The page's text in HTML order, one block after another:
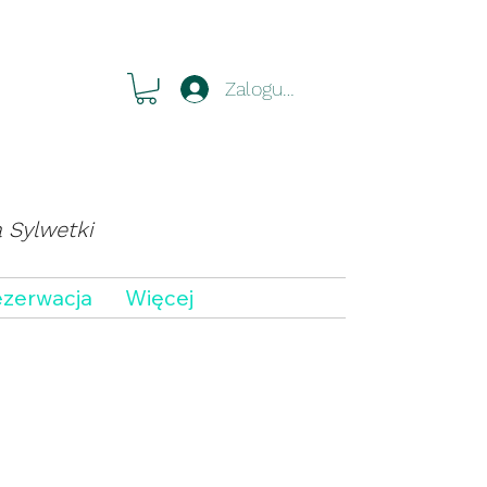
Zaloguj się
Sylwetki
Więcej